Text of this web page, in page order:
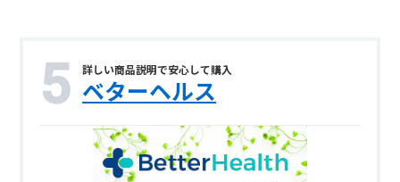
詳しい商品説明で安心して購入
ベターヘルス